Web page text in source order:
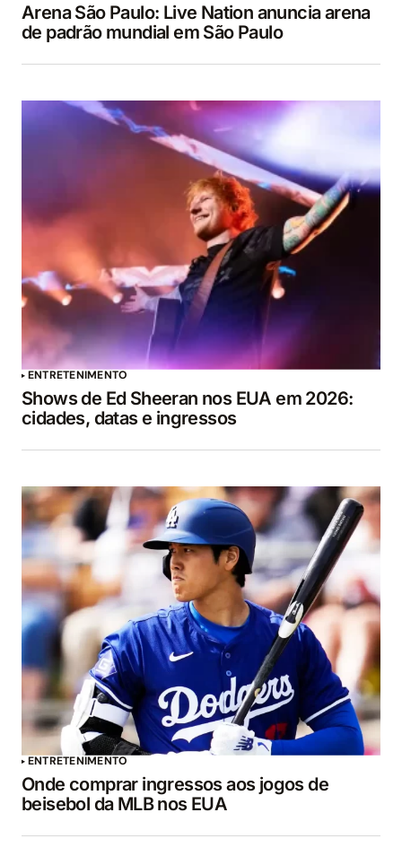
Arena São Paulo: Live Nation anuncia arena
de padrão mundial em São Paulo
ENTRETENIMENTO
Shows de Ed Sheeran nos EUA em 2026:
cidades, datas e ingressos
ENTRETENIMENTO
Onde comprar ingressos aos jogos de
beisebol da MLB nos EUA